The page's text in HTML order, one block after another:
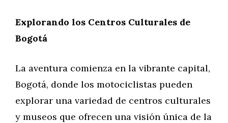
Explorando los Centros Culturales de
Bogotá
La aventura comienza en la vibrante capital,
Bogotá, donde los motociclistas pueden
explorar una variedad de centros culturales
y museos que ofrecen una visión única de la